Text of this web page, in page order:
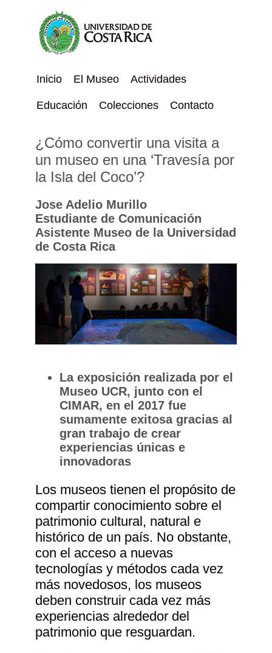
Inicio El Museo Actividades
Educación Colecciones Contacto
¿Cómo convertir una visita a
un museo en una ‘Travesía por
la Isla del Coco’?
Jose Adelio Murillo
Estudiante de Comunicación
Asistente Museo de la Universidad
de Costa Rica
La exposición realizada por el
Museo UCR, junto con el
CIMAR, en el 2017 fue
sumamente exitosa gracias al
gran trabajo de crear
experiencias únicas e
innovadoras
Los museos tienen el propósito de
compartir conocimiento sobre el
patrimonio cultural, natural e
histórico de un país. No obstante,
con el acceso a nuevas
tecnologías y métodos cada vez
más novedosos, los museos
deben construir cada vez más
experiencias alrededor del
patrimonio que resguardan.